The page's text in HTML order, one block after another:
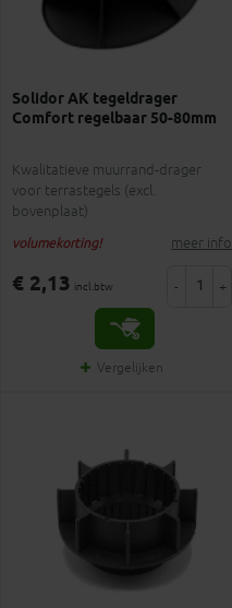
Solidor AK tegeldrager
Comfort regelbaar 50-80mm
Kwalitatieve muurrand-drager
voor terrastegels (excl.
bovenplaat)
volumekorting! meer info
€ 2,13 incl.btw - +
Vergelijken